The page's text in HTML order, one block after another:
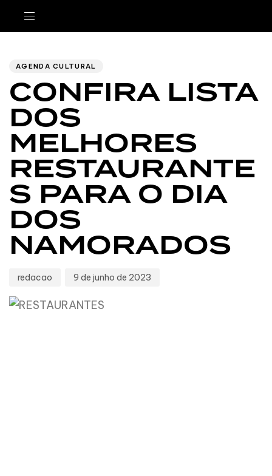
AGENDA CULTURAL
CONFIRA LISTA
DOS
MELHORES
RESTAURANTE
S PARA O DIA
DOS
NAMORADOS
redacao 9 de junho de 2023